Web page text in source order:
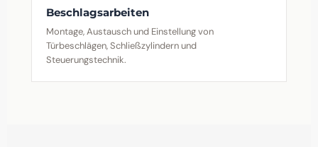
Beschlagsarbeiten
Montage, Austausch und Einstellung von
Türbeschlägen, Schließzylindern und
Steuerungstechnik.